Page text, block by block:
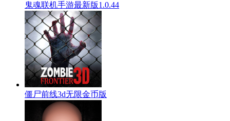
鬼魂联机手游最新版1.0.44
僵尸前线3d无限金币版